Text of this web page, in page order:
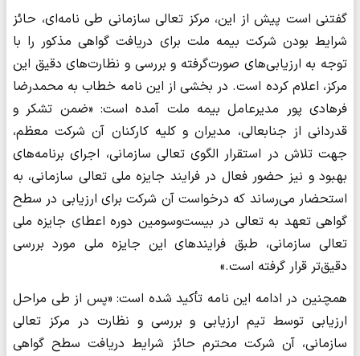
گفتنی است پیش از این، مرکز تعالی سازمانی طی نامه‌ای، حائز
شرایط بودن شرکت بیمه ملت برای دریافت گواهی مذکور را با
توجه به ارزیابی‌های صورت‌گرفته و بررسی و نظارت‌های دقیق این
مرکز، اعلام کرده است. در بخشی از این نامه خطاب به محمدرضا
فرهادی پور مدیرعامل بیمه ملت آمده است: «ضمن تشکر و
قدردانی از جنابعالی، مدیران و کلیه کارکنان آن شرکت معظم،
جهت تلاش در استقرار الگوی تعالی سازمانی، اجرای برنامه‌های
بهبود و نیز حضور فعال در فرایند جایزه ملی تعالی سازمانی، به
استحضار می‌رساند که درخواست آن شرکت برای ارزیابی در سطح
گواهی تعهد به تعالی در بیست‌وسومین دوره اعطای جایزه ملی
تعالی سازمانی، طبق فرایندهای این جایزه ملی مورد بررسی
دقیق‌تر قرار گرفته است.»
همچنین در ادامه این نامه تأکید شده است: «پس از طی مراحل
ارزیابی توسط تیم ارزیابی و بررسی و نظارت در مرکز تعالی
سازمانی، آن شرکت محترم حائز شرایط دریافت سطح گواهی